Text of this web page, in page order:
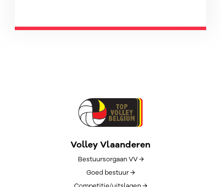
Volley Vlaanderen
Bestuursorgaan VV →
Goed bestuur →